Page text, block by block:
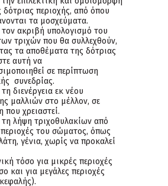
δότριας περιοχής, από όπου
τα μοσχεύματα.
τον ακριβή υπολογισμό του
τριχών που θα συλλεχθούν,
τα αποθέματα της δότριας
αυτή να
σε περίπτωση
συνεδρίας.
τη διενέργεια εκ νέου
μαλλιών στο μέλλον, σε
που χρειαστεί.
τη λήψη τριχοθυλακίων από
του σώματος, όπως
γένια, χωρίς να προκαλεί
τόσο για μικρές περιοχές
και για μεγάλες περιοχές